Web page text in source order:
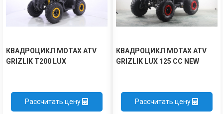
КВАДРОЦИКЛ MOTAX ATV
GRIZLIK T200 LUX
Рассчитать цену
КВАДРОЦИКЛ MOTAX ATV
GRIZLIK LUX 125 СС NEW
Рассчитать цену